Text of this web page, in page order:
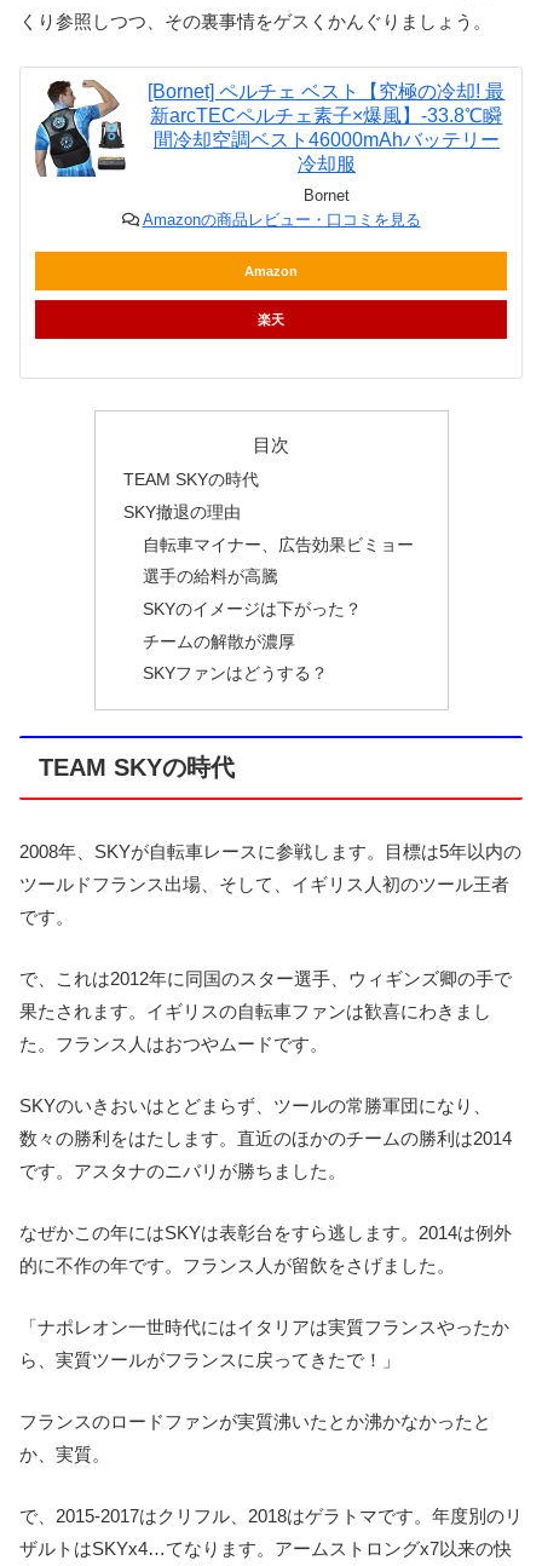
くり参照しつつ、その裏事情をゲスくかんぐりましょう。
[Bornet] ペルチェ ベスト【究極の冷却! 最
新arcTECペルチェ素子×爆風】-33.8℃瞬
間冷却空調ベスト46000mAhバッテリー
冷却服
Bornet
Amazonの商品レビュー・口コミを見る
Amazon
楽天
目次
TEAM SKYの時代
SKY撤退の理由
自転車マイナー、広告効果ビミョー
選手の給料が高騰
SKYのイメージは下がった？
チームの解散が濃厚
SKYファンはどうする？
TEAM SKYの時代
2008年、SKYが自転車レースに参戦します。目標は5年以内の
ツールドフランス出場、そして、イギリス人初のツール王者
です。
で、これは2012年に同国のスター選手、ウィギンズ卿の手で
果たされます。イギリスの自転車ファンは歓喜にわきまし
た。フランス人はおつやムードです。
SKYのいきおいはとどまらず、ツールの常勝軍団になり、
数々の勝利をはたします。直近のほかのチームの勝利は2014
です。アスタナのニバリが勝ちました。
なぜかこの年にはSKYは表彰台をすら逃します。2014は例外
的に不作の年です。フランス人が留飲をさげました。
「ナポレオン一世時代にはイタリアは実質フランスやったか
ら、実質ツールがフランスに戻ってきたで！」
フランスのロードファンが実質沸いたとか沸かなかったと
か、実質。
で、2015-2017はクリフル、2018はゲラトマです。年度別のリ
ザルトはSKYx4…てなります。アームストロングx7以来の快